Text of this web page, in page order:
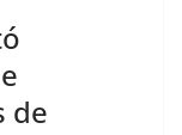
de